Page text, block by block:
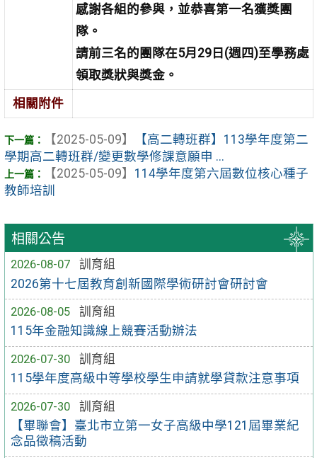
相關公告
2026-08-07
訓育組
2026第十七屆教育創新國際學術研討會研討會
2026-08-05
訓育組
115年金融知識線上競賽活動辦法
2026-07-30
訓育組
115學年度高級中等學校學生申請就學貸款注意事項
2026-07-30
訓育組
【畢聯會】臺北市立第一女子高級中學121屆畢業紀
念品徵稿活動
感謝各組的參與，並恭喜第一名獲獎團
隊。
請前三名的團隊在5月29日(週四)至學務處
領取獎狀與獎金。
相關附件
【2025-05-09】
【高二轉班群】113學年度第二
學期高二轉班群/變更數學修課意願申 ...
【2025-05-09】 114學年度第六屆數位核心種子
教師培訓